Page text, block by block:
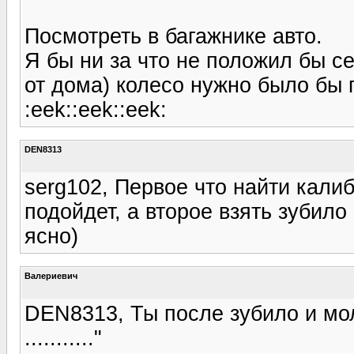
Посмотреть в багажнике авто.
Я бы ни за что не положил бы
от дома) колесо нужно было бы
:eek::eek::eek:
DEN8313
serg102, Первое что найти
подойдет, а второе взять
ясно)
Валериевич
DEN8313, Ты после зубило и
..........."